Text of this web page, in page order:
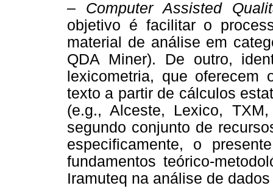
– Computer Assisted
objetivo é facilitar o
material de análise em
QDA Miner). De outro,
lexicometria, que oferecem
texto a partir de cálculos
(e.g., Alceste, Lexico,
segundo conjunto de
especificamente, o
fundamentos teórico-
Iramuteq na análise de